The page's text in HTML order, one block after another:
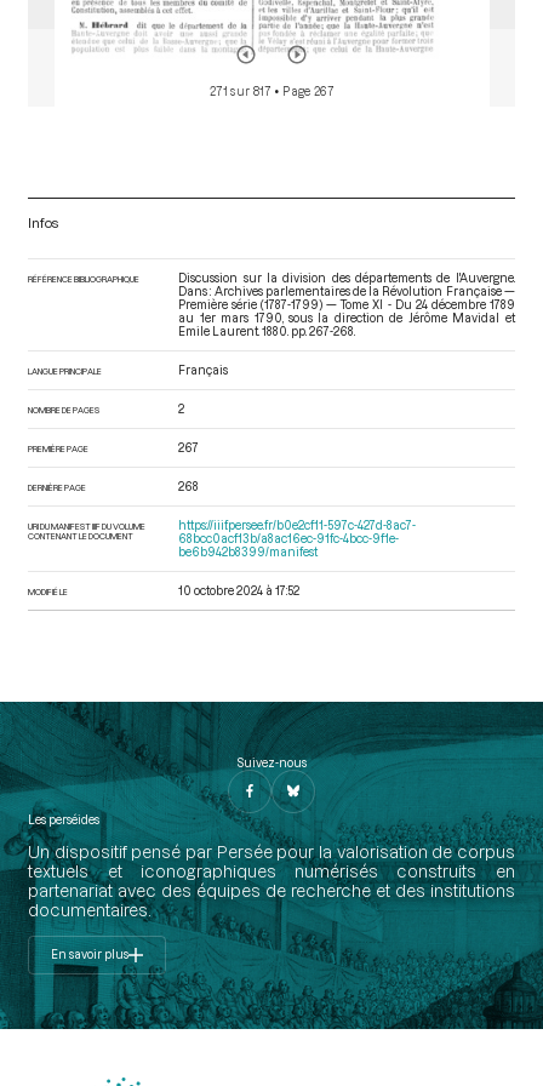
271 sur 817 • Page 267
Infos
RÉFÉRENCE BIBLIOGRAPHIQUE
Discussion sur la division des départements de l'Auvergne.
Dans : Archives parlementaires de la Révolution Française —
Première série (1787-1799) — Tome XI - Du 24 décembre 1789
au 1er mars 1790 , sous la direction de Jérôme Mavidal et
Emile Laurent. 1880. pp. 267-268.
LANGUE PRINCIPALE Français
NOMBRE DE PAGES 2
PREMIÈRE PAGE 267
DERNIÈRE PAGE 268
URI DU MANIFEST IIIF DU VOLUME
CONTENANT LE DOCUMENT
https://iiif.persee.fr/b0e2cf11-597c-427d-8ac7-
68bcc0acf13b/a8ac16ec-91fc-4bcc-9f1e-
be6b942b8399/manifest
MODIFIÉ LE 10 octobre 2024 à 17:52
Suivez-nous
Les perséides
Un dispositif pensé par Persée pour la valorisation de corpus
textuels et iconographiques numérisés construits en
partenariat avec des équipes de recherche et des institutions
documentaires.
En savoir plus